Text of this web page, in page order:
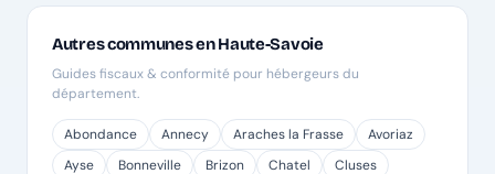
Autres communes en Haute-Savoie
Guides fiscaux & conformité pour hébergeurs du
département.
Abondance Annecy Araches la Frasse
Avoriaz
Ayse
Bonneville Brizon Chatel
Cluses